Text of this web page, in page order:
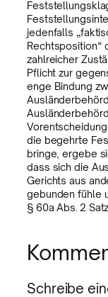
jedenfalls
Rechtsposition“
zahlreicher
Pflicht zur
enge Bindung
die begehrte
bringe, ergebe
dass sich die
Gerichts aus
gebunden fühle
§ 60a Abs. 2
Schreibe